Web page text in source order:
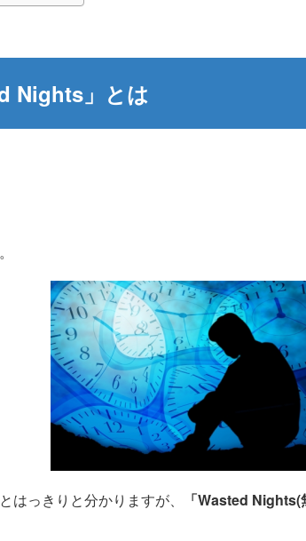
Nights 」とは
はっきりと分かりますが、 「Wasted Nights(